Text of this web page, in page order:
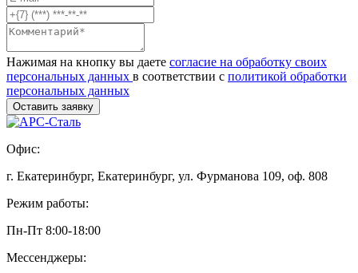
Нажимая на кнопку вы даете согласие на обработку своих
персональных данных в соответствии с политикой обработки
персональных данных
Офис:
г. Екатеринбург, Екатеринбург, ул. Фурманова 109, оф. 808
Режим работы:
Пн-Пт 8:00-18:00
Мессенджеры: